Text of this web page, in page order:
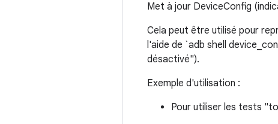
Met à jour DeviceConfig
Cela peut être utilisé pour
l'aide de `adb shell
désactivé").
Exemple d'utilisation :
Pour utiliser les tests